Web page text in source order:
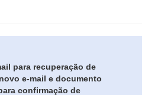
para recuperação de
e-mail e documento
confirmação de